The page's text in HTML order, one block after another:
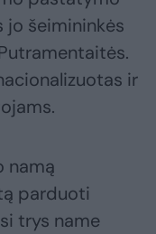
jo šeimininkės
ir
namą
parduoti
trys name